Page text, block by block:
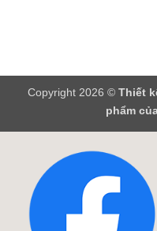
Copyright 2026 © Thiết
phẩm